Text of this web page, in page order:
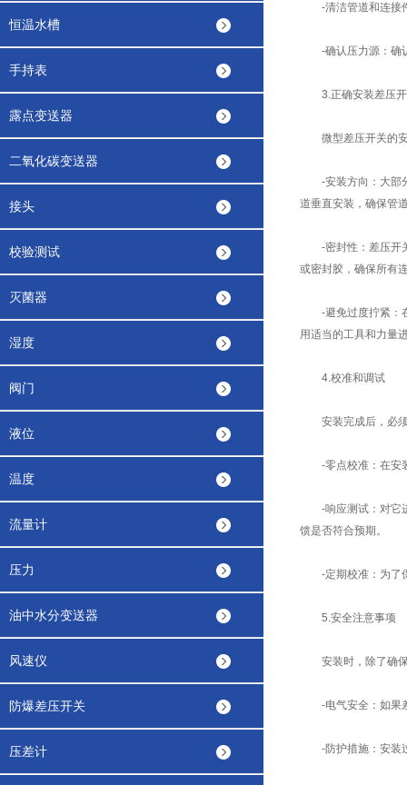
恒温水槽
手持表
露点变送器
二氧化碳变送器
接头
校验测试
灭菌器
湿度
阀门
液位
温度
流量计
压力
油中水分变送器
风速仪
防爆差压开关
压差计
-清洁管道和连接件
-确认压力源：确认
3.正确安装差压
微型差压开关的安
-安装方向：大部分
道垂直安装，确保管
-密封性：差压开关
或密封胶，确保所有
-避免过度拧紧：在
用适当的工具和力量
4.校准和调试
安装完成后，必须
-零点校准：在安装
-响应测试：对它进
馈是否符合预期。
-定期校准：为了保
5.安全注意事项
安装时，除了确保
-电气安全：如果差
-防护措施：安装过